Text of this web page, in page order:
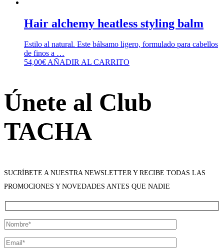
Hair alchemy heatless styling balm
Estilo al natural. Este bálsamo ligero, formulado para cabellos
de finos a …
54,00€AÑADIR AL CARRITO
Únete al Club
TACHA
SUCRÍBETE A NUESTRA NEWSLETTER Y RECIBE TODAS LAS
PROMOCIONES Y NOVEDADES ANTES QUE NADIE